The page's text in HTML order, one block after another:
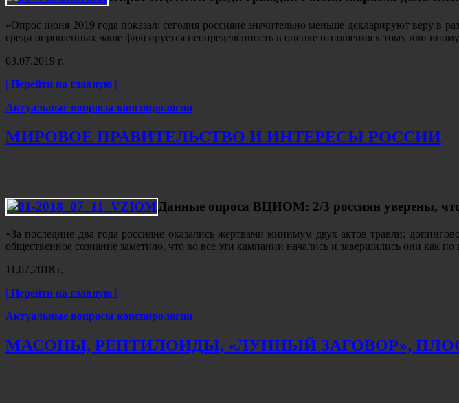
«Опрос июня 2019 года показал: сегодня россияне значительно меньше декларируют веру в
среди опрошенных чаще фиксируется неопределённость в оценке отношения к тому или
03.07.2019 г.
| Перейти на главную |
Актуальные вопросы конспирологии
МИРОВОЕ ПРАВИТЕЛЬСТВО И ИНТЕРЕСЫ РОССИИ
Данные опроса ВЦИОМ: 2/3 россиян уверены, что
«За последние два года россияне оказались жертвами минимум двух актов травли:
общественное сознание заметило, что во все эти кампании начались и завершились они как по
11.07.2018 г.
| Перейти на главную |
Актуальные вопросы конспирологии
МАСОНЫ, РЕПТИЛОИДЫ, «ЛУННЫЙ ЗАГОВОР»,